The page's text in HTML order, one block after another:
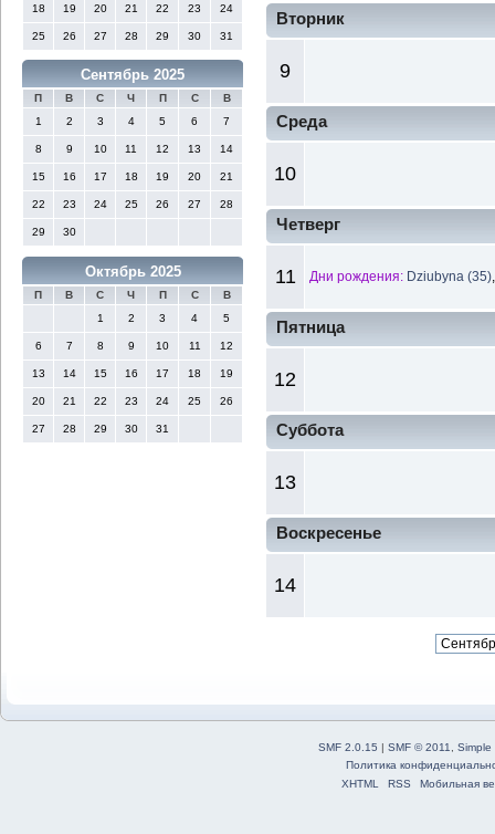
18 19 20 21 22 23 24
25 26 27 28 29 30 31
Сентябрь 2025
П В С Ч П С
В
1
2 3 4 5 6 7
8 9 10 11 12 13 14
15 16 17 18 19 20 21
22 23 24 25 26 27 28
29 30
Октябрь 2025
П В С Ч П С
В
1
2 3 4 5
6 7 8 9 10 11 12
13 14 15 16 17 18 19
20 21 22 23 24 25 26
27 28 29 30 31
Вторник
9
Среда
10
Четверг
11 Дни рождения: Dziubyna (35)
Пятница
12
Суббота
13
Воскресенье
14
SMF 2.0.15 | SMF © 2011, Simple
Политика
XHTML
RSS Мобильная